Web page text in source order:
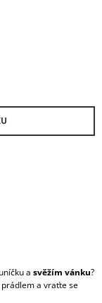
a svěžím vánku?
a vraťte se